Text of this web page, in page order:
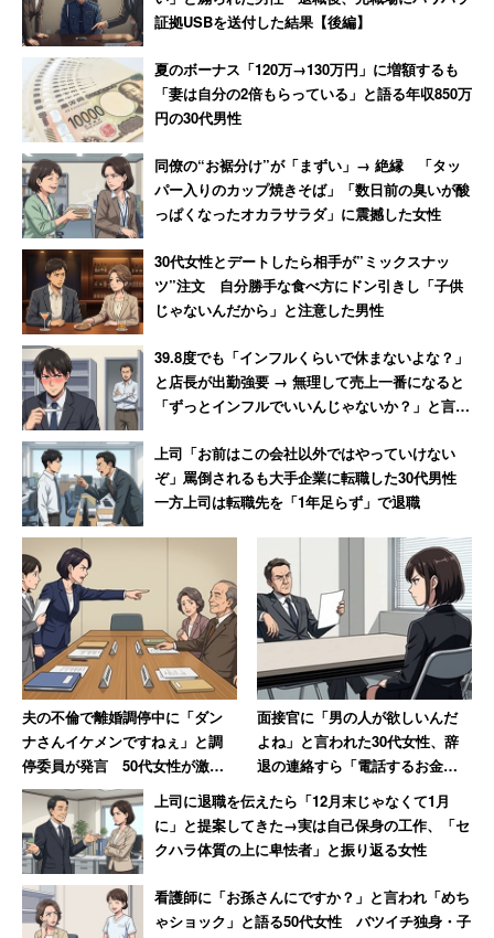
証拠USBを送付した結果【後編】
夏のボーナス「120万→130万円」に増額するも
「妻は自分の2倍もらっている」と語る年収850万
円の30代男性
同僚の“お裾分け”が「まずい」→ 絶縁 「タッ
パー入りのカップ焼きそば」「数日前の臭いが酸
っぱくなったオカラサラダ」に震撼した女性
30代女性とデートしたら相手が”ミックスナッ
ツ”注文 自分勝手な食べ方にドン引きし「子供
じゃないんだから」と注意した男性
39.8度でも「インフルくらいで休まないよな？」
と店長が出勤強要 → 無理して売上一番になると
「ずっとインフルでいいんじゃないか？」と言わ
上司「お前はこの会社以外ではやっていけない
ぞ」罵倒されるも大手企業に転職した30代男性
一方上司は転職先を「1年足らず」で退職
夫の不倫で離婚調停中に「ダン
ナさんイケメンですねぇ」と調
停委員が発言 50代女性が激怒
した無神経すぎる一言
面接官に「男の人が欲しいんだ
よね」と言われた30代女性、辞
退の連絡すら「電話するお金と
時間ももったいなかった」
上司に退職を伝えたら「12月末じゃなくて1月
に」と提案してきた→実は自己保身の工作、「セ
クハラ体質の上に卑怯者」と振り返る女性
看護師に「お孫さんにですか？」と言われ「めち
ゃショック」と語る50代女性 バツイチ独身・子